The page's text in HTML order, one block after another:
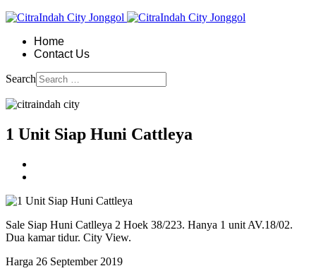
Home
Contact Us
Search
1 Unit Siap Huni Cattleya
Sale Siap Huni Catlleya 2 Hoek 38/223. Hanya 1 unit AV.18/02.
Dua kamar tidur. City View.
Harga 26 September 2019